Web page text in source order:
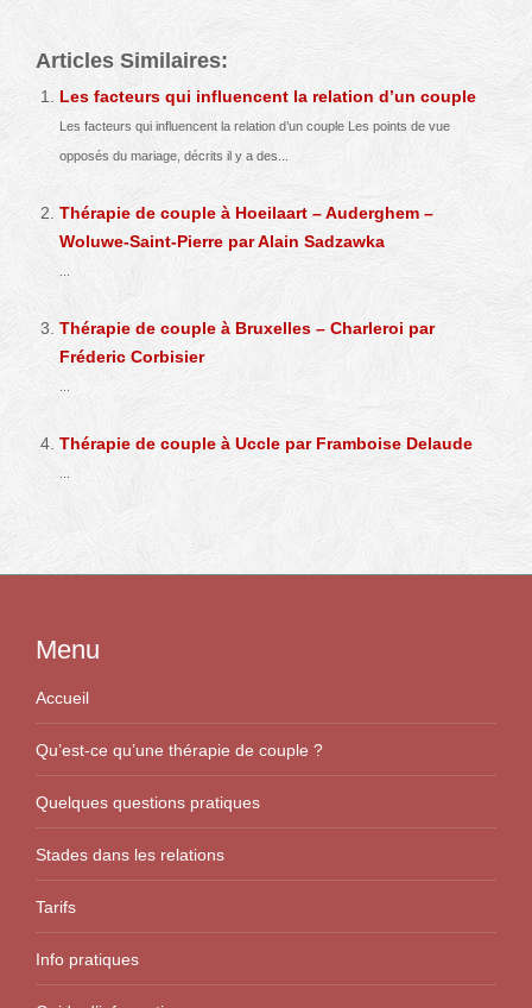
Articles Similaires:
Les facteurs qui influencent la relation d’un couple
Les facteurs qui influencent la relation d’un couple Les points de vue
opposés du mariage, décrits il y a des...
Thérapie de couple à Hoeilaart – Auderghem –
Woluwe-Saint-Pierre par Alain Sadzawka
Thérapie de couple à Bruxelles – Charleroi par
Fréderic Corbisier
Thérapie de couple à Uccle par Framboise Delaude
Menu
Accueil
Qu’est-ce qu’une thérapie de couple ?
Quelques questions pratiques
Stades dans les relations
Tarifs
Info pratiques